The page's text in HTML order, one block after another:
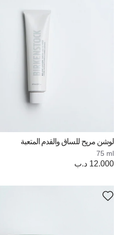
لوشن مريح للساق والقدم المتعبة
75 ml
12.000 د.ب